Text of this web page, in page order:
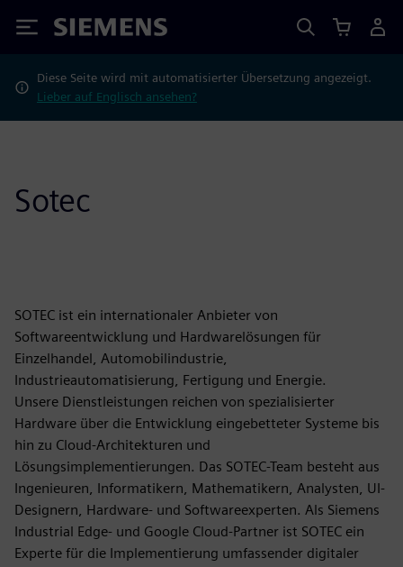
Siemens
Diese Seite wird mit automatisierter Übersetzung angezeigt.
Lieber auf Englisch ansehen?
Sotec
SOTEC ist ein internationaler Anbieter von
Softwareentwicklung und Hardwarelösungen für
Einzelhandel, Automobilindustrie,
Industrieautomatisierung, Fertigung und Energie.
Unsere Dienstleistungen reichen von spezialisierter
Hardware über die Entwicklung eingebetteter Systeme bis
hin zu Cloud-Architekturen und
Lösungsimplementierungen. Das SOTEC-Team besteht aus
Ingenieuren, Informatikern, Mathematikern, Analysten, UI-
Designern, Hardware- und Softwareexperten. Als Siemens
Industrial Edge- und Google Cloud-Partner ist SOTEC ein
Experte für die Implementierung umfassender digitaler